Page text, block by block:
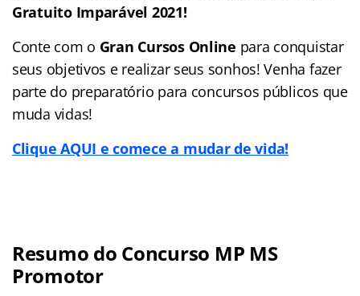
Gratuito Imparável 2021!
Conte com o Gran Cursos Online para conquistar
seus objetivos e realizar seus sonhos! Venha fazer
parte do preparatório para concursos públicos que
muda vidas!
Clique AQUI e comece a mudar de vida!
Resumo do Concurso MP MS
Promotor